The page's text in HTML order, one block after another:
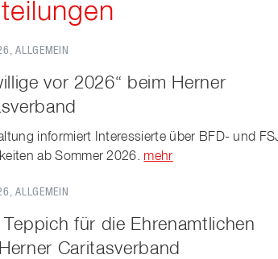
, ALLGEMEIN
vor 2026“ beim Herner
informiert Interessierte über BFD- und
ab Sommer 2026. mehr
, ALLGEMEIN
Teppich für die Ehrenamtlichen
Caritasverband